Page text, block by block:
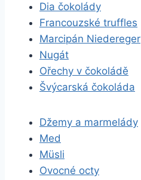
Dia čokolády
Francouzské truffles
Marcipán Niedereger
Nugát
Ořechy v čokoládě
Švýcarská čokoláda
Džemy a marmelády
Med
Müsli
Ovocné octy